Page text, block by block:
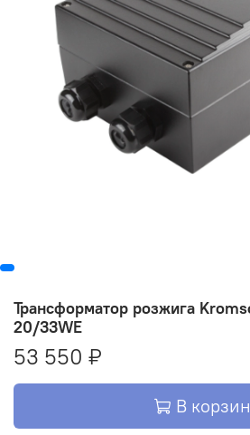
Трансформатор розжига
20/33WE
53 550 ₽
В